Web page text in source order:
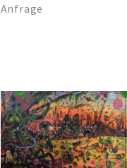
Anfrage